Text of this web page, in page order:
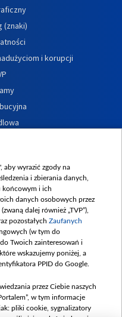
(znaki)
i korupcji
aby wyrazić zgody na
i zbierania danych,
końcowym i ich
danych osobowych przez
dalej również „TVP”),
pozostałych Zaufanych
(w tym do
Twoich zainteresowań i
wskazujemy poniżej, a
PPID do Google.
przez Ciebie naszych
w tym informacje
pliki cookie, sygnalizatory